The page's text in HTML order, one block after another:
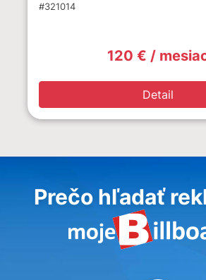
#321014
120 € /
Detail
Prečo hľadať